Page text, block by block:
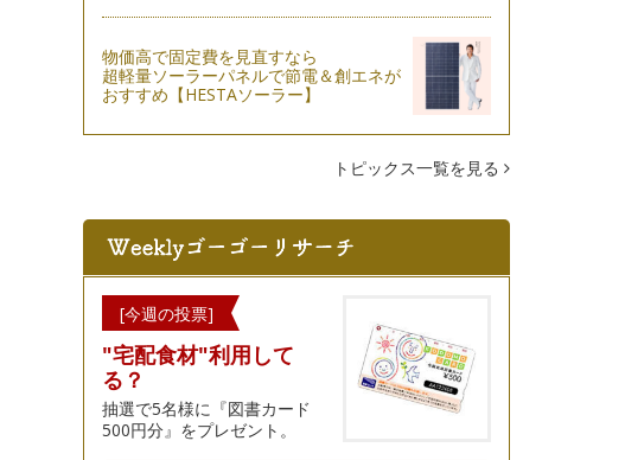
物価高で固定費を見直すなら
超軽量ソーラーパネルで節電＆創エネが
おすすめ【HESTAソーラー】
トピックス一覧を見る
[今週の投票]
"宅配食材"利用して
る？
抽選で5名様に『図書カード
500円分』をプレゼント。